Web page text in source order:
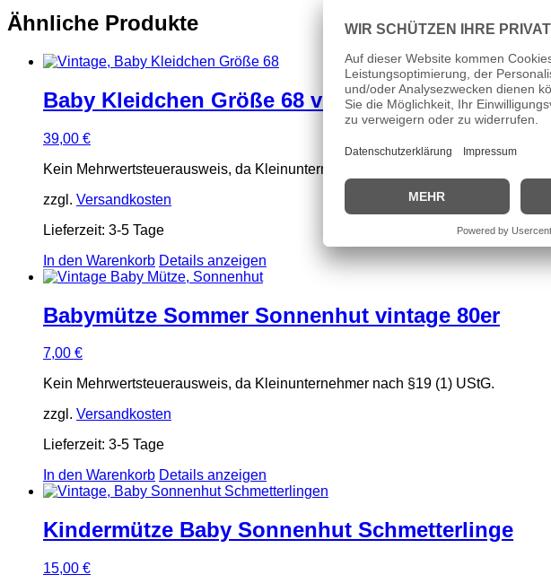
Ähnliche Produkte
Baby Kleidchen Größe 68 vintage
39,00 €
Kein Mehrwertsteuerausweis, da Kleinunternehmer nach §19 (1) UStG.
zzgl. Versandkosten
Lieferzeit: 3-5 Tage
In den Warenkorb Details anzeigen
Babymütze Sommer Sonnenhut vintage 80er
7,00 €
Kein Mehrwertsteuerausweis, da Kleinunternehmer nach §19 (1) UStG.
zzgl. Versandkosten
Lieferzeit: 3-5 Tage
In den Warenkorb Details anzeigen
Kindermütze Baby Sonnenhut Schmetterlinge
15,00 €